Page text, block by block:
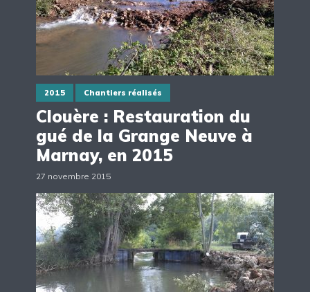
2015 Chantiers réalisés
Clouère : Restauration du
gué de la Grange Neuve à
Marnay, en 2015
27 novembre 2015